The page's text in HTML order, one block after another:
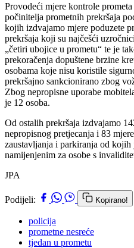
Provodeći mjere kontrole
počinitelja prometnih prekršaja
kojih izdvajamo mjere poduzete
prekršaja koji su najčešći
„četiri ubojice u prometu“ te je
prekoračenja dopuštene brzine
osobama koje nisu koristile
prekršajno sankcionirano zbog
Zbog nepropisne uporabe
je 12 osoba.
Od ostalih prekršaja izdvajamo
nepropisnog pretjecanja i 83
zaustavljanja i parkiranja od kojih
namijenjenim za osobe s
JPA
Podijeli: Kopirano!
policija
prometne nesreće
tjedan u prometu